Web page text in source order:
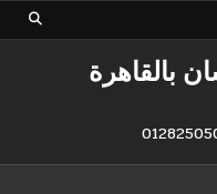
بالقاهرة